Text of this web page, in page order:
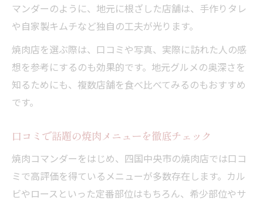
マンダーのように、地元に根ざした店舗は、手作りタレ
や自家製キムチなど独自の工夫が光ります。
焼肉店を選ぶ際は、口コミや写真、実際に訪れた人の感
想を参考にするのも効果的です。地元グルメの奥深さを
知るためにも、複数店舗を食べ比べてみるのもおすすめ
です。
口コミで話題の焼肉メニューを徹底チェック
焼肉コマンダーをはじめ、四国中央市の焼肉店では口コ
ミで高評価を得ているメニューが多数存在します。カル
ビやロースといった定番部位はもちろん、希少部位やサ